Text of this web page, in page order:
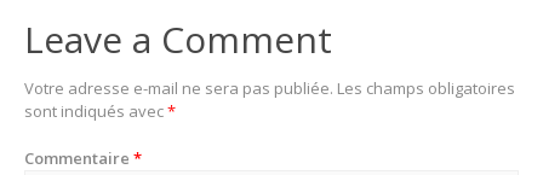
Leave a Comment
Votre adresse e-mail ne sera pas publiée. Les champs obligatoires
sont indiqués avec*
Commentaire *